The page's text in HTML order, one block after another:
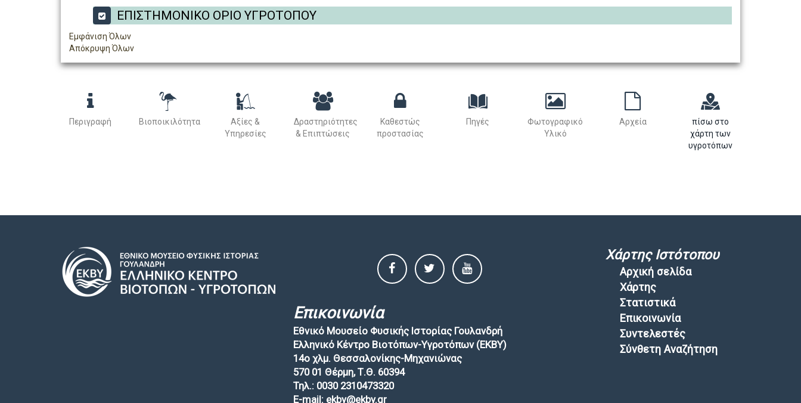
ΕΠΙΣΤΗΜΟΝΙΚΟ ΟΡΙΟ ΥΓΡΟΤΟΠΟΥ
Εμφάνιση Όλων
Απόκρυψη Όλων
Περιγραφή Βιοποικιλότητα
Αξίες &
Υπηρεσίες
Δραστηριότητες
& Επιπτώσεις
Καθεστώς
προστασίας
Πηγές
Φωτογραφικό
Υλικό
Αρχεία
πίσω στο
χάρτη των
υγροτόπων
Επικοινωνία
Εθνικό Μουσείο Φυσικής Ιστορίας Γουλανδρή
Ελληνικό Κέντρο Βιοτόπων-Υγροτόπων (EKBY)
14ο χλμ. Θεσσαλονίκης-Μηχανιώνας
570 01 Θέρμη, Τ.Θ. 60394
Τηλ.: 0030 2310473320
E-mail: ekby@ekby.gr
Χάρτης Ιστότοπου
Αρχική σελίδα
Χάρτης
Στατιστικά
Επικοινωνία
Συντελεστές
Σύνθετη Αναζήτηση